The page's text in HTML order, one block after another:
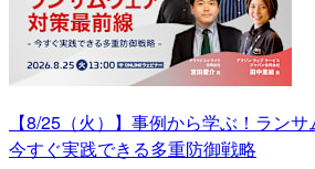
【8/25（火）】事例から学ぶ！ラン
今すぐ実践できる多重防御戦略